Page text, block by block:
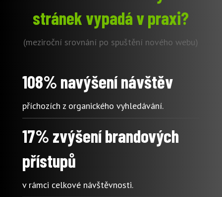
stránek vypadá v praxi?
(meziroční srovnání po spuštění nového webu)
108% navýšení návštěv
příchozích z organického vyhledávání.
17% zvýšení brandových
přístupů
v rámci celkové návštěvnosti.